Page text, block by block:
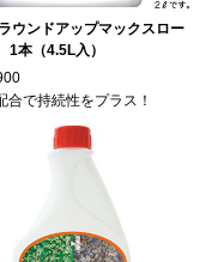
ウンドアップマックスロー
1本（4.5L入）
合で持続性をプラス！